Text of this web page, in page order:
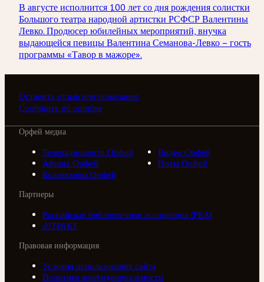
В августе исполнится 100 лет со дня рождения солистки
Большого театра народной артистки РСФСР Валентины
Левко. Продюсер юбилейных мероприятий, внучка
выдающейся певицы Валентина Семанова-Левко – гость
программы «Тавор в мажоре».
Оставить отзыв или пожелание
Сообщить об ошибке
Орфей медиа
Телерадиоцентр Орфей
Видео Орфей
Афиша Орфей
Ноты Орфей
Коллективы Орфей
Партнеры
Российская библиотечная ассоциация (РБА)
///ТРАКТ
Правовая информация
Условия использования сайта
Политика конфиденциальности